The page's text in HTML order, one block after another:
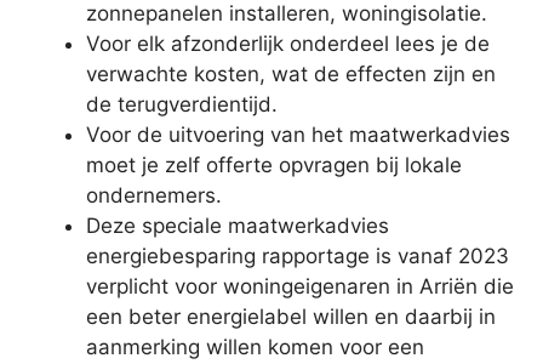
zonnepanelen installeren, woningisolatie.
Voor elk afzonderlijk onderdeel lees je de
verwachte kosten, wat de effecten zijn en
de terugverdientijd.
Voor de uitvoering van het maatwerkadvies
moet je zelf offerte opvragen bij lokale
ondernemers.
Deze speciale maatwerkadvies
energiebesparing rapportage is vanaf 2023
verplicht voor woningeigenaren in Arriën die
een beter energielabel willen en daarbij in
aanmerking willen komen voor een